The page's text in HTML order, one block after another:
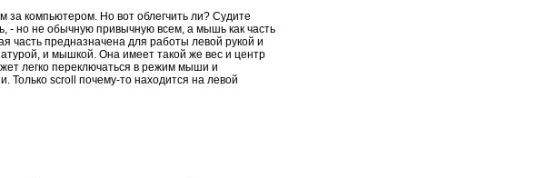
за компьютером. Но вот облегчить ли? Судите
- но не обычную привычную всем, а мышь как часть
часть предназначена для работы левой рукой и
и мышкой. Она имеет такой же вес и центр
легко переключаться в режим мыши и
scroll почему-то находится на левой